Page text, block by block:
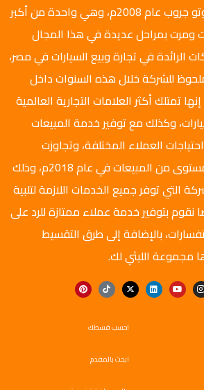
تأسست شركة الليثي أوتو جروب عام 2008م، وهي واحدة من أكبر
ومرت بمراحل عديدة في هذا المجال
الرائدة في تجارة وبيع السيارات في مصر،
للشركة خلال هذه السنوات داخل
تمتلك أكثر العلامات التجارية العالمية
وكذلك مع توفير خدمة المبيعات
العملاء المختلفة، وتجاوزت
مجموعة الليثي أعلى مستوى من المبيعات في عام 2018م، وذلك
التي توفر جميع الخدمات اللازمة لتلبية
نقوم بتوفير خدمة عملاء ممتازة للرد على
بالإضافة إلى طرق التقسيط
مجموعة الليثي لك.
احسب قسطك
ابحث بالمقدم